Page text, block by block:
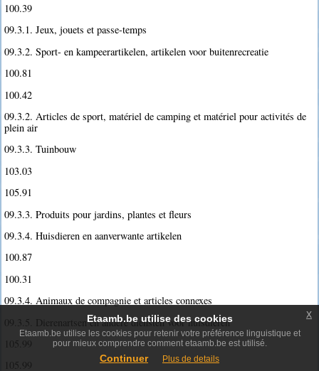
100.39
09.3.1. Jeux, jouets et passe-temps
09.3.2. Sport- en kampeerartikelen, artikelen voor buitenrecreatie
100.81
100.42
09.3.2. Articles de sport, matériel de camping et matériel pour activités de
plein air
09.3.3. Tuinbouw
103.03
105.91
09.3.3. Produits pour jardins, plantes et fleurs
09.3.4. Huisdieren en aanverwante artikelen
100.87
100.31
09.3.4. Animaux de compagnie et articles connexes
09.3.5. Dierenartsen en andere diensten voor huisdieren
105.99
105.99
Etaamb.be utilise des cookies
Etaamb.be utilise les cookies pour retenir votre préférence linguistique et
pour mieux comprendre comment etaamb.be est utilisé.
Continuer Plus de details
x